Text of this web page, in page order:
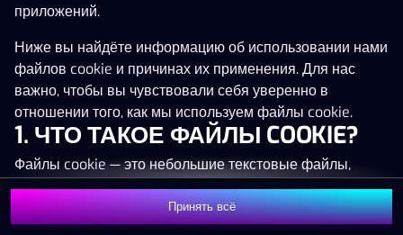
MEGA 1 369 340 €
MAJOR 16 702 €
MINOR 338 €Присоединиться
приложений.
Ниже вы найдёте информацию об использовании нами
файлов cookie и причинах их применения. Для нас
важно, чтобы вы чувствовали себя уверенно в
отношении того, как мы используем файлы cookie.
1. ЧТО ТАКОЕ ФАЙЛЫ COOKIE?
Файлы cookie — это небольшие текстовые файлы,
которые сохраняются на вашем устройстве (например,
на компьютере, мобильном телефоне или планшете)
при посещении наших веб-сайтов. Размещение
Принять всё